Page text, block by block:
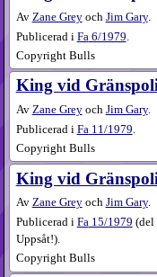
Av Zane Greyoch Jim Gary.
Publicerad i Fa 6​/1979
Copyright Bulls
King vid
Av Zane Greyoch Jim Gary.
Publicerad i Fa 11​/1979
Copyright Bulls
King vid
Av Zane Greyoch Jim Gary.
Publicerad i Fa15​/1979 (del
Uppsåt!).
Copyright Bulls